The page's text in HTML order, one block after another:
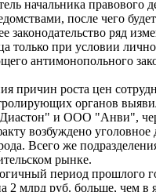
начальника
после чего
ряд
только при условии
антимонопольного
причин роста цен
органов
и ООО "Анви", через
возбуждено
Всего же
рынке.
период прошлого
млрд руб. больше, чем в